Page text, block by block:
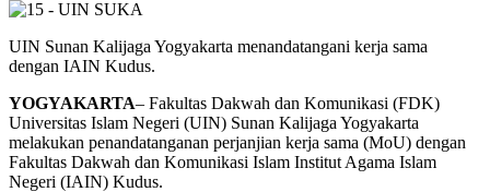
UIN Sunan Kalijaga Yogyakarta menandatangani kerja sama
dengan IAIN Kudus.
YOGYAKARTA– Fakultas Dakwah dan Komunikasi (FDK)
Universitas Islam Negeri (UIN) Sunan Kalijaga Yogyakarta
melakukan penandatanganan perjanjian kerja sama (MoU) dengan
Fakultas Dakwah dan Komunikasi Islam Institut Agama Islam
Negeri (IAIN) Kudus.